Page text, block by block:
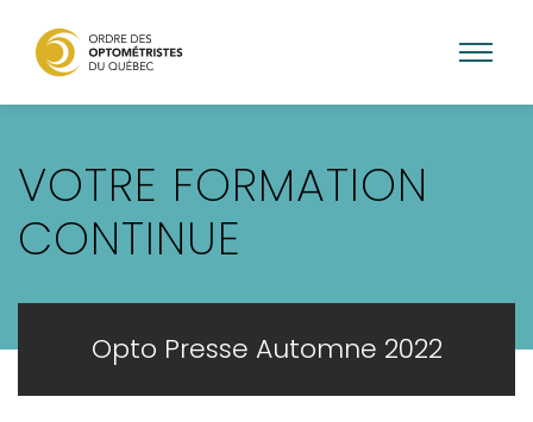
contenu
VOTRE FORMATION
CONTINUE
Opto Presse Automne 2022